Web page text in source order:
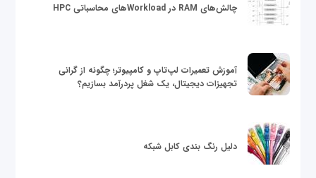
چالش‌های RAM در Workloadهای محاسباتی HPC
آموزش تعمیرات لپ‌تاپ و کامپیوتر؛ چگونه از گرانی
تجهیزات دیجیتال، یک شغل پردرآمد بسازیم؟
دلیل رنگ بندی کابل شبکه